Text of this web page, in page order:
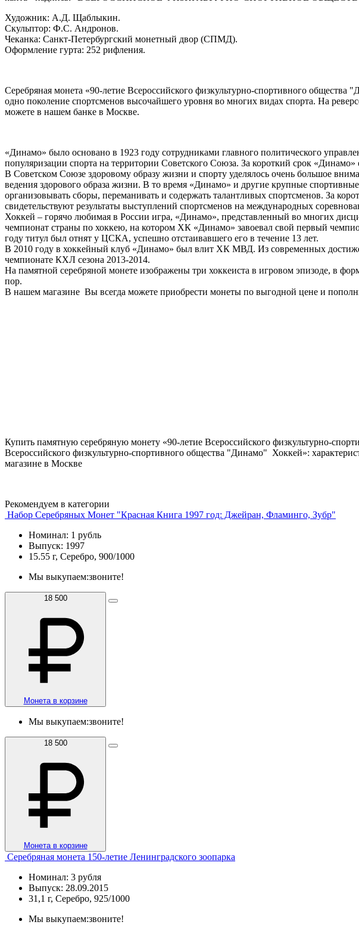
Художник: А.Д. Щаблыкин.
Скульптор: Ф.С. Андронов.
Чеканка: Санкт-Петербургский монетный двор (СПМД).
Оформление гурта: 252 рифления.
Серебряная монета «90-летие Всероссийского физкультурно-спортивного
одно поколение спортсменов высочайшего уровня во многих видах спорта. На
можете в нашем банке в Москве.
«Динамо» было основано в 1923 году сотрудниками главного политического
популяризации спорта на территории Советского Союза. За короткий срок «Динамо»
В Советском Союзе здоровому образу жизни и спорту уделялось очень большое
ведения здорового образа жизни. В то время «Динамо» и другие крупные
организовывать сборы, переманивать и содержать талантливых спортсменов. За
свидетельствуют результаты выступлений спортсменов на международных
Хоккей – горячо любимая в России игра, «Динамо», представленный во многих
чемпионат страны по хоккею, на котором ХК «Динамо» завоевал свой первый
году титул был отнят у ЦСКА, успешно отстаивавшего его в течение 13 лет.
В 2010 году в хоккейный клуб «Динамо» был влит ХК МВД. Из современных
чемпионате КХЛ сезона 2013-2014.
На памятной серебряной монете изображены три хоккеиста в игровом эпизоде, в
пор.
В нашем магазине Вы всегда можете приобрести монеты по выгодной цене и
Купить памятную серебряную монету «90-летие Всероссийского физкультурно-
Всероссийского физкультурно-спортивного общества "Динамо" Хоккей»:
магазине в Москве
Рекомендуем в категории
Набор Серебряных Монет "Красная Книга 1997 год: Джейран, Фламинго, Зубр"
Номинал: 1 рубль
Выпуск: 1997
15.55 г, Серебро, 900/1000
Мы выкупаем:звоните!
18 500
Монета в корзине
Мы выкупаем:звоните!
18 500
Монета в корзине
Серебряная монета 150-летие Ленинградского зоопарка
Номинал: 3 рубля
Выпуск: 28.09.2015
31,1 г, Серебро, 925/1000
Мы выкупаем:звоните!